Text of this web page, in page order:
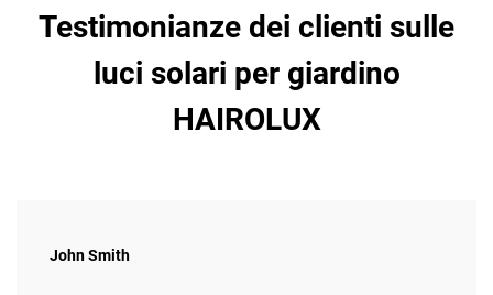
Testimonianze dei clienti sulle
luci solari per giardino
HAIROLUX
John Smith